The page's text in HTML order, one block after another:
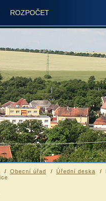
ROZPOČET
Obecní úřad Úřední deska